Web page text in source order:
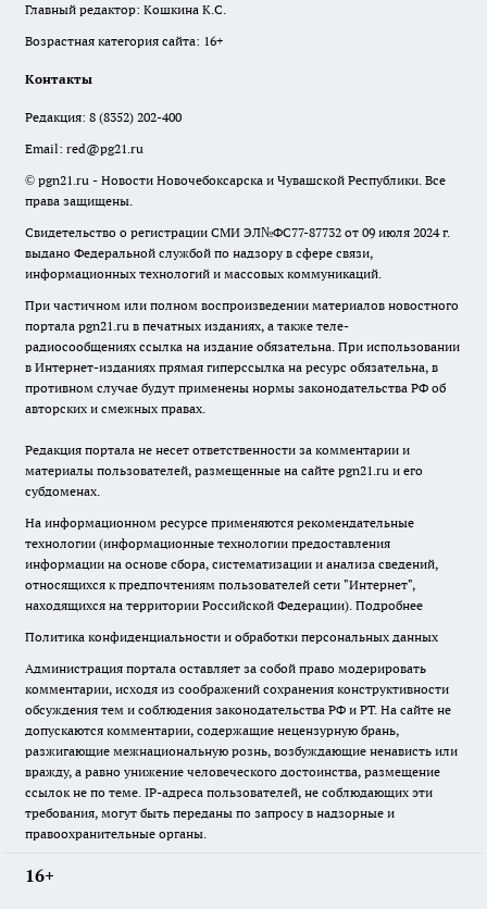
Главный редактор: Кошкина К.С.
Возрастная категория сайта: 16+
Контакты
Редакция: 8 (8352) 202-400
Email: red@pg21.ru
© pgn21.ru - Новости Новочебоксарска и Чувашской Республики. Все
права защищены.
Свидетельство о регистрации СМИ ЭЛ№ФС77-87732 от 09 июля 2024 г.
выдано Федеральной службой по надзору в сфере связи,
информационных технологий и массовых коммуникаций.
При частичном или полном воспроизведении материалов новостного
портала pgn21.ru в печатных изданиях, а также теле-
радиосообщениях ссылка на издание обязательна. При использовании
в Интернет-изданиях прямая гиперссылка на ресурс обязательна, в
противном случае будут применены нормы законодательства РФ об
авторских и смежных правах.
Редакция портала не несет ответственности за комментарии и
материалы пользователей, размещенные на сайте pgn21.ru и его
субдоменах.
На информационном ресурсе применяются рекомендательные
технологии (информационные технологии предоставления
информации на основе сбора, систематизации и анализа сведений,
относящихся к предпочтениям пользователей сети "Интернет",
находящихся на территории Российской Федерации). Подробнее
Политика конфиденциальности и обработки персональных данных
Администрация портала оставляет за собой право модерировать
комментарии, исходя из соображений сохранения конструктивности
обсуждения тем и соблюдения законодательства РФ и РТ. На сайте не
допускаются комментарии, содержащие нецензурную брань,
разжигающие межнациональную рознь, возбуждающие ненависть или
вражду, а равно унижение человеческого достоинства, размещение
ссылок не по теме. IP-адреса пользователей, не соблюдающих эти
требования, могут быть переданы по запросу в надзорные и
правоохранительные органы.
16+